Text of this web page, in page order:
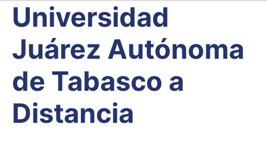
Universidad
Juárez Autónoma
de Tabasco a
Distancia